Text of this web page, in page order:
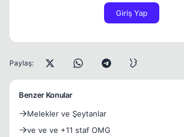
Giriş Yap
Paylaş:
Benzer Konular
Melekler ve Şeytanlar
ve ve ve +11 staf OMG